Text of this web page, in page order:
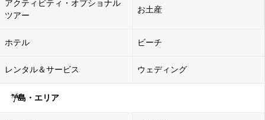
アクティビティ・オプショナル
ツアー
お土産
ホテル ビーチ
レンタル＆サービス ウェディング
島・エリア